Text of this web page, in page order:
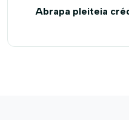
Abrapa pleiteia